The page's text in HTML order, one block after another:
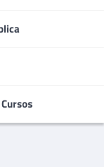
será publicado.